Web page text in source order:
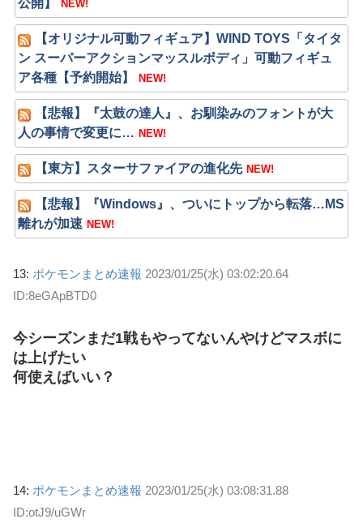
公開】 NEW!
【オリジナル可動フィギュア】WIND TOYS「タイタ
ン スーパーアクションマッスルボディ」可動フィギュ
ア各種【予約開始】
NEW!
【悲報】『太鼓の達人』、お馴染みのフォントが大
人の事情で変更に… NEW!
【東方】スターサファイアの進化先 NEW!
【悲報】『Windows』、ついにトップから転落…MS
離れが加速 NEW!
13: ポケモンまとめ速報 2023/01/25(水) 03:02:20.64
ID:8eGApBTD0
今シーズンまだ1戦もやってないんやけどマスボに
は上げたい
何使えばいい？
14: ポケモンまとめ速報 2023/01/25(水) 03:08:31.88
ID:otJ9/uGWr